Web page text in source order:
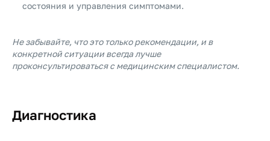
состояния и управления симптомами.
Не забывайте, что это только рекомендации, и в
конкретной ситуации всегда лучше
проконсультироваться с медицинским специалистом.
Диагностика